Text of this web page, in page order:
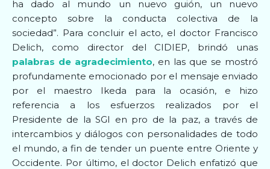
ha dado al mundo un nuevo guión, un nuevo
concepto sobre la conducta colectiva de la
sociedad”. Para concluir el acto, el doctor Francisco
Delich, como director del CIDIEP, brindó unas
palabras de agradecimiento, en las que se mostró
profundamente emocionado por el mensaje enviado
por el maestro Ikeda para la ocasión, e hizo
referencia a los esfuerzos realizados por el
Presidente de la SGI en pro de la paz, a través de
intercambios y diálogos con personalidades de todo
el mundo, a fin de tender un puente entre Oriente y
Occidente. Por último, el doctor Delich enfatizó que